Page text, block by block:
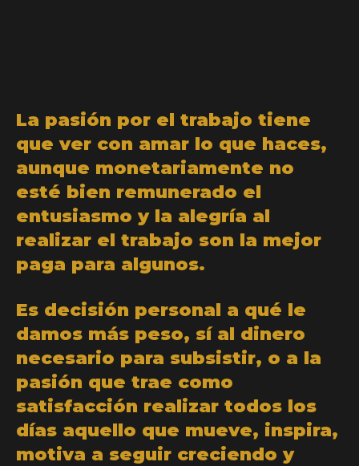
La pasión por el trabajo tiene
que ver con amar lo que haces,
aunque monetariamente no
esté bien remunerado el
entusiasmo y la alegría al
realizar el trabajo son la mejor
paga para algunos.
Es decisión personal a qué le
damos más peso, sí al dinero
necesario para subsistir, o a la
pasión que trae como
satisfacción realizar todos los
días aquello que mueve, inspira,
motiva a seguir creciendo y